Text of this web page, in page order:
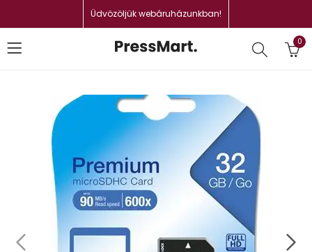
Üdvözöljük webáruházunkban!
0